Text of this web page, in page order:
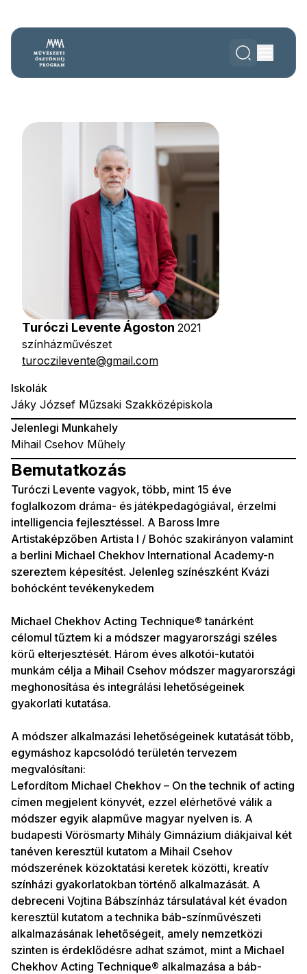
Turóczi Levente Ágoston 2021
színházművészet
turoczilevente@gmail.com
Bemutatkozás
Turóczi Levente vagyok, több, mint 15 éve
foglalkozom dráma- és játékpedagógiával, érzelmi
intelligencia fejlesztéssel. A Baross Imre
Artistaképzőben Artista I / Bohóc szakirányon valamint
a berlini Michael Chekhov International Academy-n
szereztem képesítést. Jelenleg színészként Kvázi
bohócként tevékenykedem
Michael Chekhov Acting Technique® tanárként
célomul tűztem ki a módszer magyarországi széles
körű elterjesztését. Három éves alkotói-kutatói
munkám célja a Mihail Csehov módszer magyarországi
meghonosítása és integrálási lehetőségeinek
gyakorlati kutatása.
A módszer alkalmazási lehetőségeinek kutatását több,
egymáshoz kapcsolódó területén tervezem
megvalósítani:
Lefordítom Michael Chekhov – On the technik of acting
címen megjelent könyvét, ezzel elérhetővé válik a
módszer egyik alapműve magyar nyelven is. A
budapesti Vörösmarty Mihály Gimnázium diákjaival két
tanéven keresztül kutatom a Mihail Csehov
módszerének közoktatási keretek közötti, kreatív
színházi gyakorlatokban történő alkalmazását. A
debreceni Vojtina Bábszínház társulatával két évadon
keresztül kutatom a technika báb-színművészeti
alkalmazásának lehetőségeit, amely nemzetközi
szinten is érdeklődésre adhat számot, mint a Michael
Chekhov Acting Technique® alkalmazása a báb-
Iskolák
Jáky József Műzsaki Szakközépiskola
Jelenlegi Munkahely
Mihail Csehov Műhely